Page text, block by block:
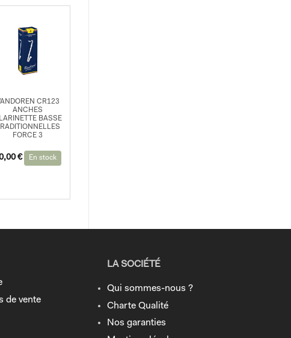
CR123
ANCHES
BASSE
FORCE 3
€ En stock
de vente
LA SOCIÉTÉ
Qui sommes-nous ?
Charte Qualité
Nos garanties